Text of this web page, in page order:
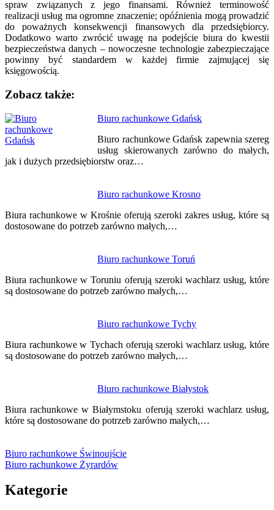
spraw związanych z jego finansami. Również terminowość
realizacji usług ma ogromne znaczenie; opóźnienia mogą prowadzić
do poważnych konsekwencji finansowych dla przedsiębiorcy.
Dodatkowo warto zwrócić uwagę na podejście biura do kwestii
bezpieczeństwa danych – nowoczesne technologie zabezpieczające
powinny być standardem w każdej firmie zajmującej się
księgowością.
Zobacz także:
Biuro rachunkowe Gdańsk
Biuro rachunkowe Gdańsk zapewnia szereg
usług skierowanych zarówno do małych,
jak i dużych przedsiębiorstw oraz…
Biuro rachunkowe Krosno
Biura rachunkowe w Krośnie oferują szeroki zakres usług, które są
dostosowane do potrzeb zarówno małych,…
Biuro rachunkowe Toruń
Biura rachunkowe w Toruniu oferują szeroki wachlarz usług, które
są dostosowane do potrzeb zarówno małych,…
Biuro rachunkowe Tychy
Biura rachunkowe w Tychach oferują szeroki wachlarz usług, które
są dostosowane do potrzeb zarówno małych,…
Biuro rachunkowe Białystok
Biura rachunkowe w Białymstoku oferują szeroki wachlarz usług,
które są dostosowane do potrzeb zarówno małych,…
Nawigacja
wpisu
Biuro rachunkowe Świnoujście
Biuro rachunkowe Żyrardów
Kategorie